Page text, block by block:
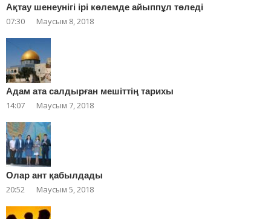
Ақтау шенеунігі ірі көлемде айыппұл төледі
07:30 Маусым 8, 2018
Адам ата салдырған мешіттің тарихы
14:07 Маусым 7, 2018
Олар ант қабылдады
20:52 Маусым 5, 2018